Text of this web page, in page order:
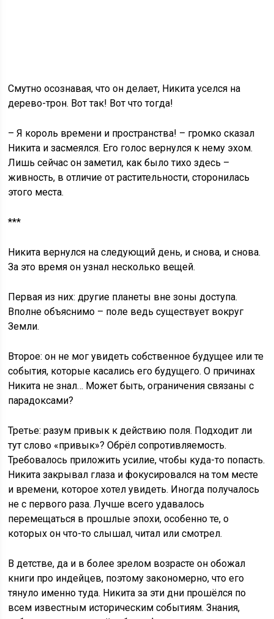
Смутно осознавая, что он делает, Никита уселся на
дерево-трон. Вот так! Вот что тогда!
– Я король времени и пространства! – громко сказал
Никита и засмеялся. Его голос вернулся к нему эхом.
Лишь сейчас он заметил, как было тихо здесь –
живность, в отличие от растительности, сторонилась
этого места.
***
Никита вернулся на следующий день, и снова, и снова.
За это время он узнал несколько вещей.
Первая из них: другие планеты вне зоны доступа.
Вполне объяснимо – поле ведь существует вокруг
Земли.
Второе: он не мог увидеть собственное будущее или те
события, которые касались его будущего. О причинах
Никита не знал… Может быть, ограничения связаны с
парадоксами?
Третье: разум привык к действию поля. Подходит ли
тут слово «привык»? Обрёл сопротивляемость.
Требовалось приложить усилие, чтобы куда-то попасть.
Никита закрывал глаза и фокусировался на том месте
и времени, которое хотел увидеть. Иногда получалось
не с первого раза. Лучше всего удавалось
перемещаться в прошлые эпохи, особенно те, о
которых он что-то слышал, читал или смотрел.
В детстве, да и в более зрелом возрасте он обожал
книги про индейцев, поэтому закономерно, что его
тянуло именно туда. Никита за эти дни прошёлся по
всем известным историческим событиям. Знания,